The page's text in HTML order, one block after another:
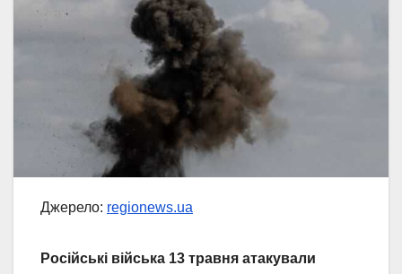
Джерело: regionews.ua
Російські війська 13 травня атакували